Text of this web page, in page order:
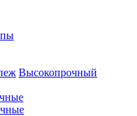
Высокопрочный